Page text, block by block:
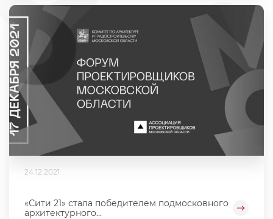
24.12.2021
«Сити 21» стала победителем подмосковного
архитектурного...